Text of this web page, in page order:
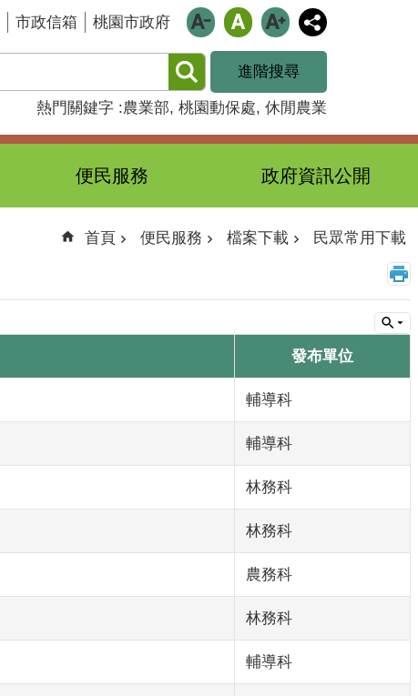
市政信箱 桃園市政府
進階搜尋
熱門關鍵字 農業部 桃園動保處 休閒農業
便民服務 政府資訊公開
首頁 便民服務 檔案下載 民眾常用下載
發布單位
輔導科
輔導科
林務科
林務科
農務科
林務科
輔導科